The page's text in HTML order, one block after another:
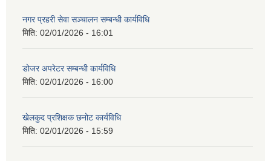
नगर प्रहरी सेवा सञ्चालन सम्बन्धी कार्यविधि
मिति: 02/01/2026 - 16:01
डोजर अपरेटर सम्बन्धी कार्यविधि
मिति: 02/01/2026 - 16:00
खेलकुद प्रशिक्षक छनोट कार्यविधि
मिति: 02/01/2026 - 15:59